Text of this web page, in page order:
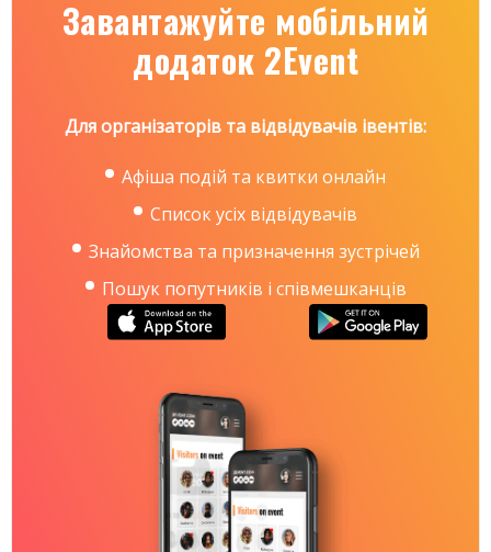
Завантажуйте мобільний
додаток 2Event
Для організаторів та відвідувачів івентів:
Афіша подій та квитки онлайн
Список усіх відвідувачів
Знайомства та призначення зустрічей
Пошук попутників і співмешканців